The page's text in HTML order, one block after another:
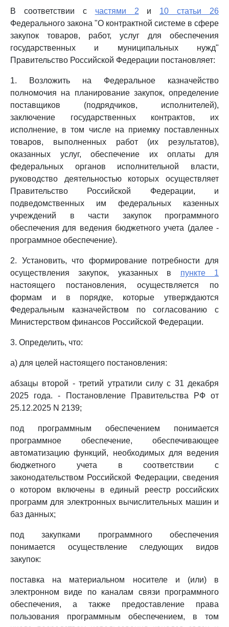
В соответствии с частями 2 и 10 статьи 26
Федерального закона "О контрактной системе в сфере
закупок товаров, работ, услуг для обеспечения
государственных и муниципальных нужд"
Правительство Российской Федерации постановляет:
1. Возложить на Федеральное казначейство
полномочия на планирование закупок, определение
поставщиков (подрядчиков, исполнителей),
заключение государственных контрактов, их
исполнение, в том числе на приемку поставленных
товаров, выполненных работ (их результатов),
оказанных услуг, обеспечение их оплаты для
федеральных органов исполнительной власти,
руководство деятельностью которых осуществляет
Правительство Российской Федерации, и
подведомственных им федеральных казенных
учреждений в части закупок программного
обеспечения для ведения бюджетного учета (далее -
программное обеспечение).
2. Установить, что формирование потребности для
осуществления закупок, указанных в пункте 1
настоящего постановления, осуществляется по
формам и в порядке, которые утверждаются
Федеральным казначейством по согласованию с
Министерством финансов Российской Федерации.
3. Определить, что:
а) для целей настоящего постановления:
абзацы второй - третий утратили силу с 31 декабря
2025 года. - Постановление Правительства РФ от
25.12.2025 N 2139;
под программным обеспечением понимается
программное обеспечение, обеспечивающее
автоматизацию функций, необходимых для ведения
бюджетного учета в соответствии с
законодательством Российской Федерации, сведения
о котором включены в единый реестр российских
программ для электронных вычислительных машин и
баз данных;
под закупками программного обеспечения
понимается осуществление следующих видов
закупок:
поставка на материальном носителе и (или) в
электронном виде по каналам связи программного
обеспечения, а также предоставление права
пользования программным обеспечением, в том